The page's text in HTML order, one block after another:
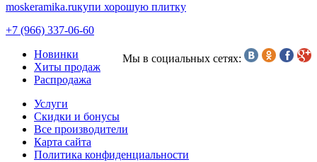
moskeramika.ruкупи хорошую плитку
+7 (966) 337-06-60
Мы в социальных сетях:
Новинки
Хиты продаж
Распродажа
Услуги
Скидки и бонусы
Все производители
Карта сайта
Политика конфиденциальности